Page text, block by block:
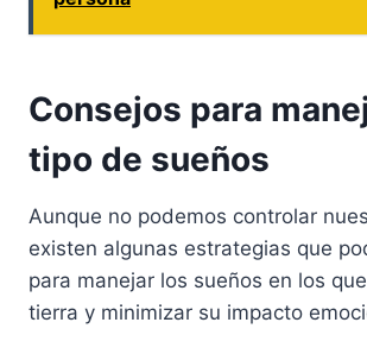
Consejos para
tipo de sueños
Aunque no podemos controlar
existen algunas estrategias que
para manejar los sueños en los
tierra y minimizar su impacto